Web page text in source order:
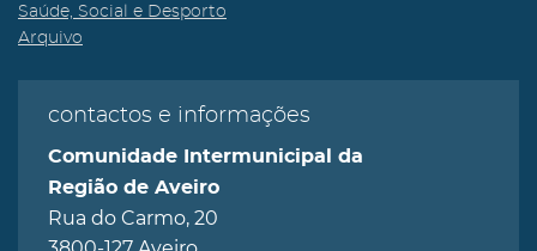
Saúde, Social e Desporto
Arquivo
contactos e informações
Comunidade Intermunicipal da
Região de Aveiro
Rua do Carmo, 20